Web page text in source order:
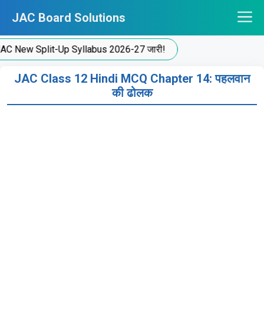
content
JAC Board Solutions
Split-Up Syllabus 2026-27 जारी!
JAC Class 12 Hindi MCQ Chapter 14: पहलवान
की ढोलक